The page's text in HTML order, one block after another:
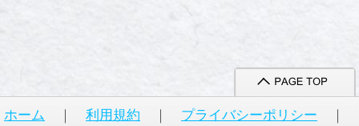
ホーム ｜ 利用規約 ｜ プライバシーポリシー ｜